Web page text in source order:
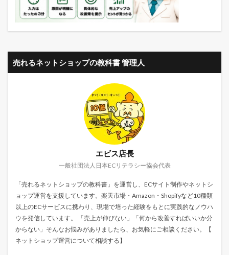
売れるネットショップの教科書 管理人
エビス店長
一般社団法人日本ECリテラシー協会代表
「売れるネットショップの教科書」を運営し、ECサイト制作やネットシ
ョップ運営を支援しています。楽天市場・Amazon・Shopifyなど10種類
以上のECサービスに携わり、現場で培った経験をもとに実践的なノウハ
ウを発信しています。 「売上が伸びない」「何から改善すればいいか分
からない」そんなお悩みがありましたら、お気軽にご相談ください。【
ネットショップ運営について相談する】